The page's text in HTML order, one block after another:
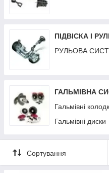
ПІДВІСКА І
РУЛЬОВА
ГАЛЬМІВНА
Гальмівні
Гальмівні диски
Сортування